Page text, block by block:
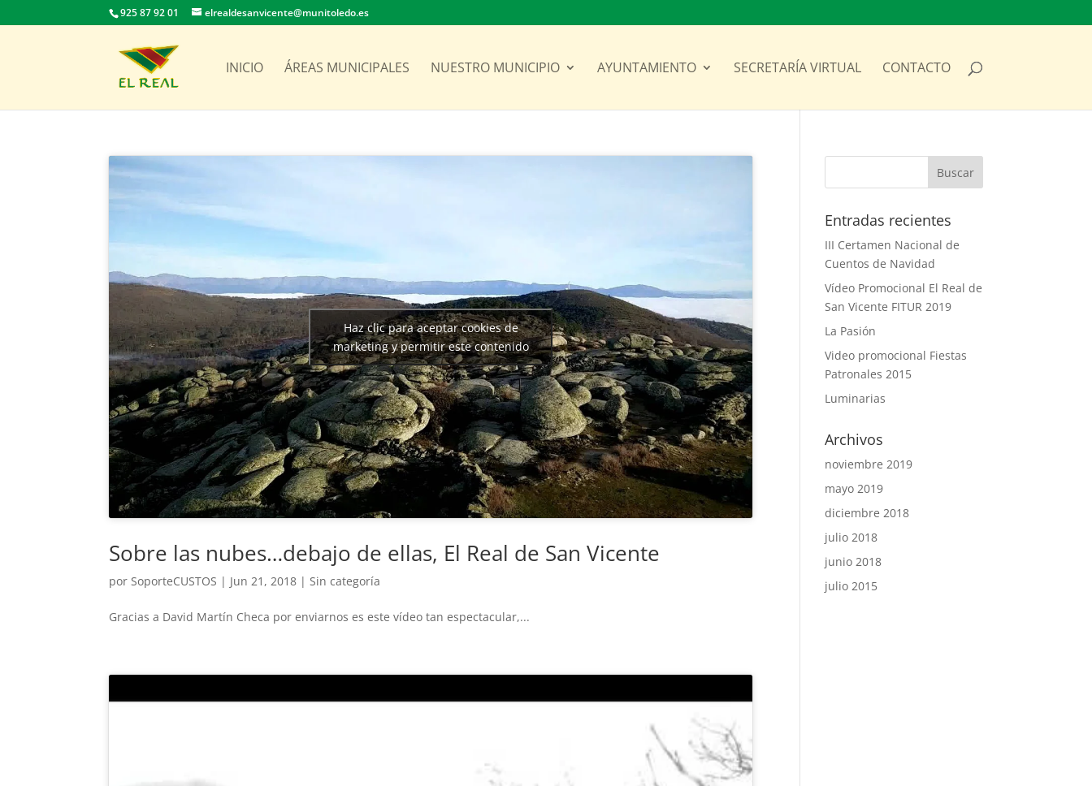
925 87 92 01 elrealdesanvicente@munitoledo.es
INICIO ÁREAS MUNICIPALES NUESTRO MUNICIPIO AYUNTAMIENTO SECRETARÍA VIRTUAL CONTACTO
Haz clic para aceptar cookies de
marketing y permitir este contenido
Sobre las nubes…debajo de ellas, El Real de San Vicente
por SoporteCUSTOS | Jun 21, 2018 | Sin categoría
Gracias a David Martín Checa por enviarnos es este vídeo tan espectacular,...
Entradas recientes
III Certamen Nacional de
Cuentos de Navidad
Vídeo Promocional El Real de
San Vicente FITUR 2019
La Pasión
Video promocional Fiestas
Patronales 2015
Luminarias
Archivos
noviembre 2019
mayo 2019
diciembre 2018
julio 2018
junio 2018
julio 2015